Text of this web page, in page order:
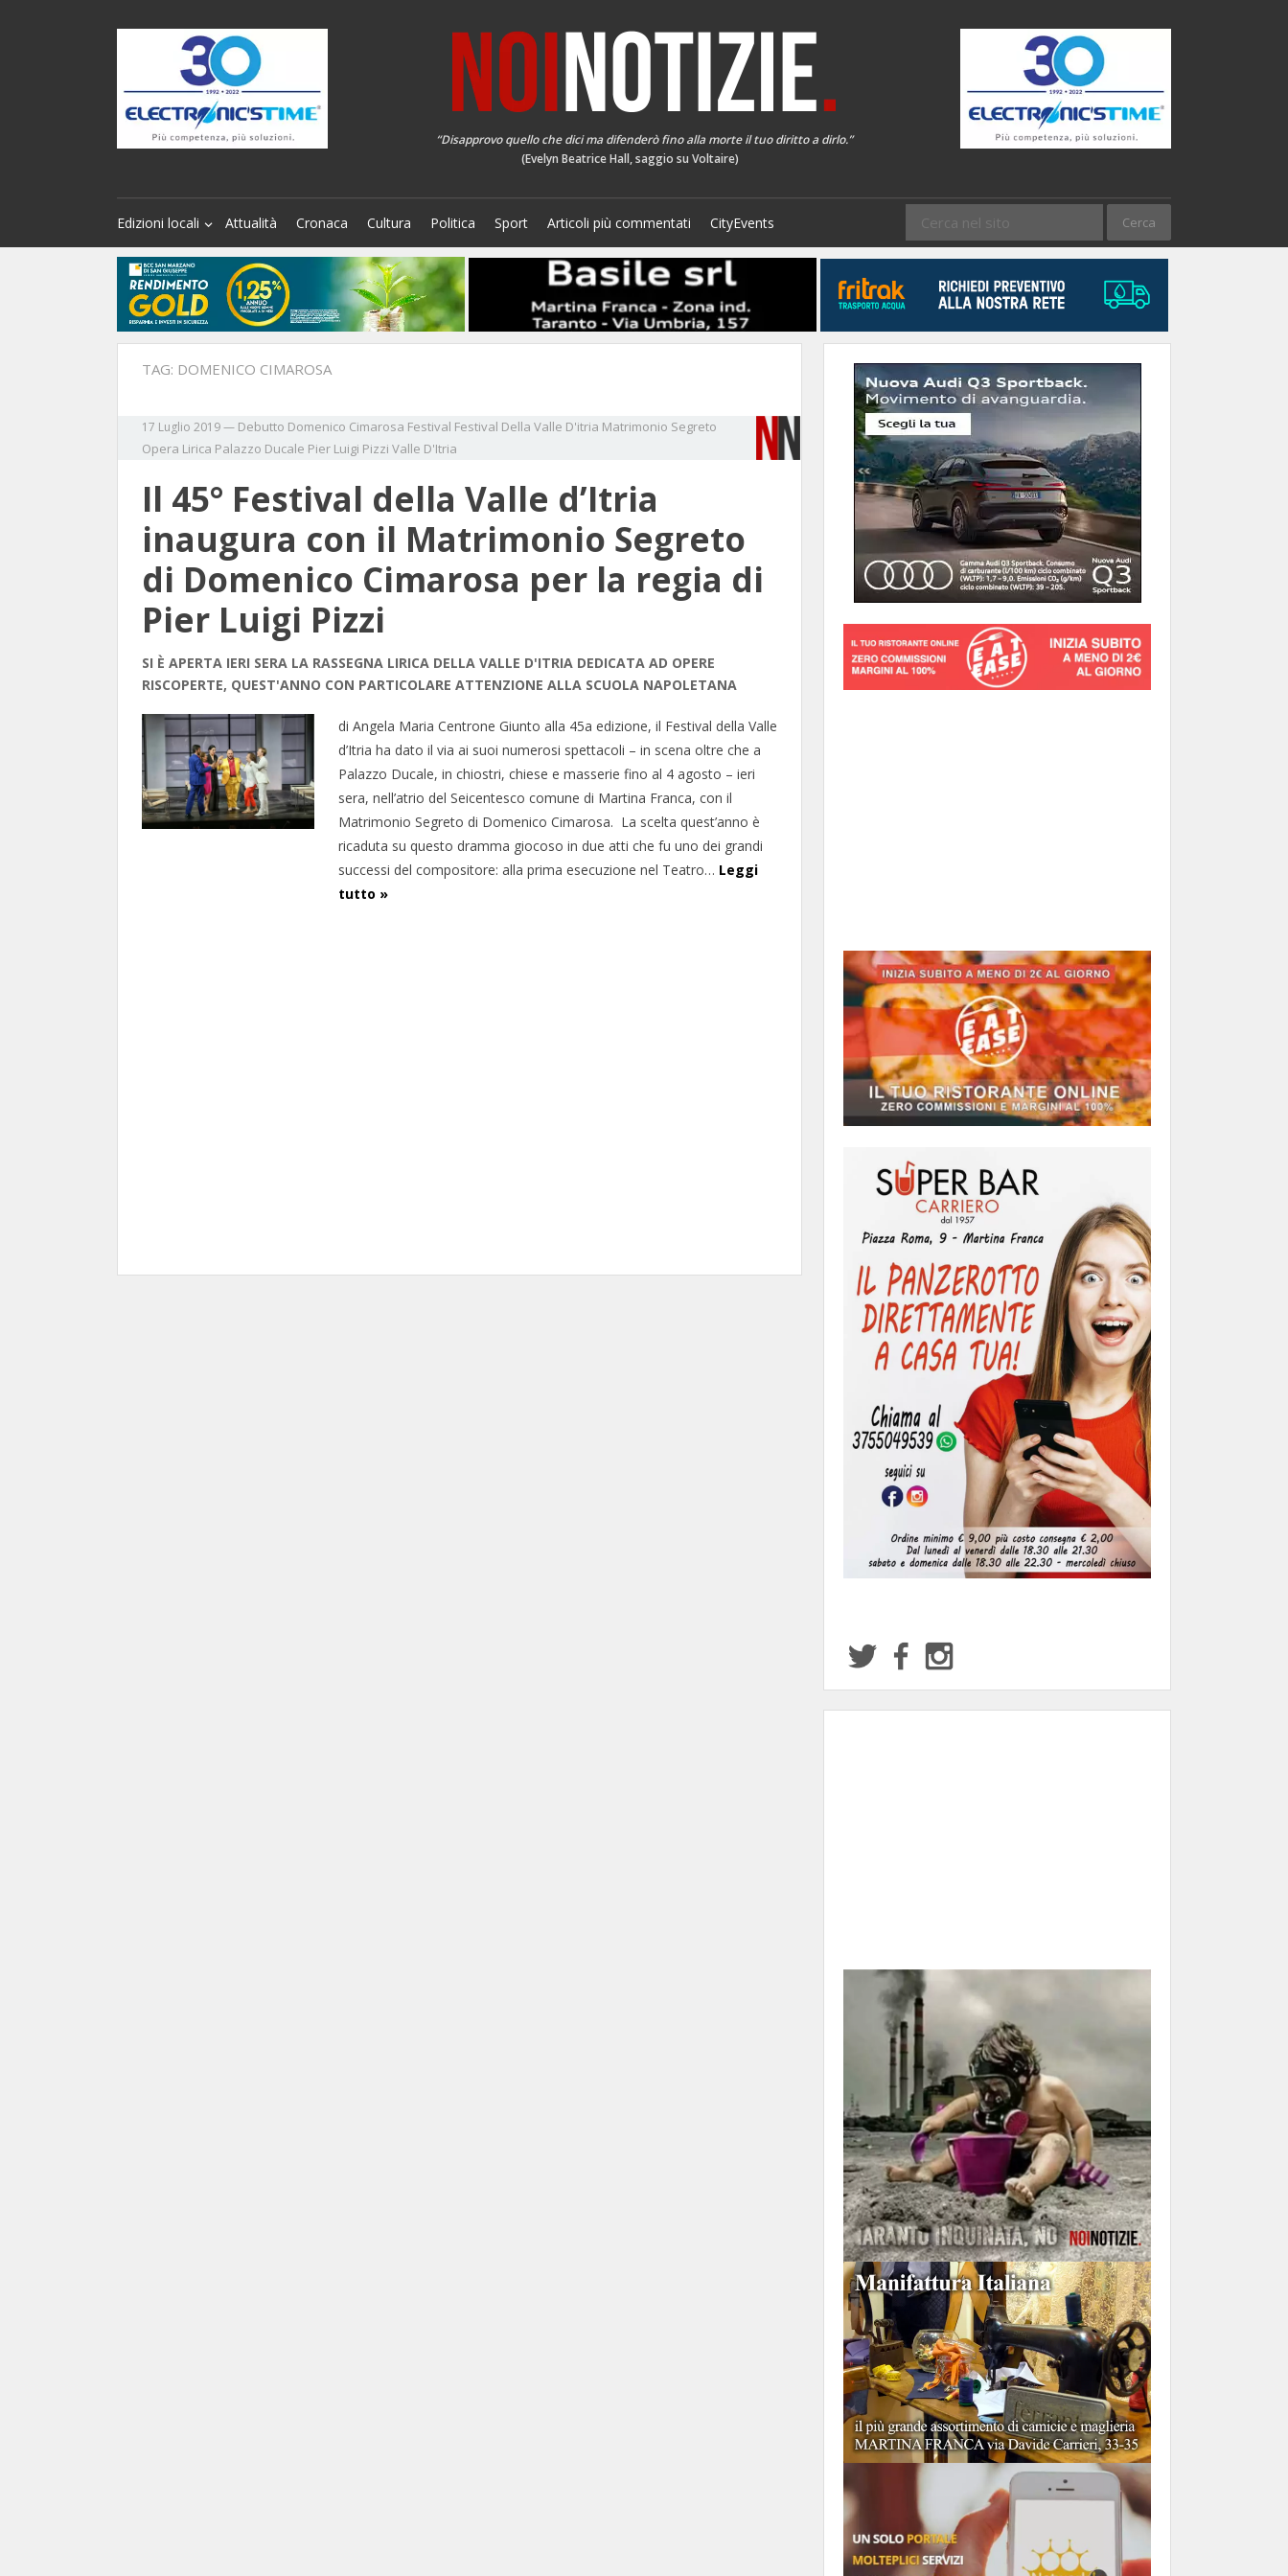
“Disapprovo quello che dici ma difenderò fino alla morte il tuo diritto a dirlo.”
(Evelyn Beatrice Hall, saggio su Voltaire)
Edizioni locali Attualità Cronaca Cultura Politica Sport Articoli più commentati CityEvents
TAG: DOMENICO CIMAROSA
17 Luglio 2019— Debutto Domenico Cimarosa Festival Festival Della Valle D'itria Matrimonio Segreto
Opera Lirica Palazzo Ducale Pier Luigi Pizzi Valle D'Itria
Il 45° Festival della Valle d’Itria
inaugura con il Matrimonio Segreto
di Domenico Cimarosa per la regia di
Pier Luigi Pizzi
SI È APERTA IERI SERA LA RASSEGNA LIRICA DELLA VALLE D'ITRIA DEDICATA AD OPERE
RISCOPERTE, QUEST'ANNO CON PARTICOLARE ATTENZIONE ALLA SCUOLA NAPOLETANA
di Angela Maria Centrone Giunto alla 45a edizione, il Festival della Valle
d’Itria ha dato il via ai suoi numerosi spettacoli – in scena oltre che a
Palazzo Ducale, in chiostri, chiese e masserie fino al 4 agosto – ieri
sera, nell’atrio del Seicentesco comune di Martina Franca, con il
Matrimonio Segreto di Domenico Cimarosa. La scelta quest’anno è
ricaduta su questo dramma giocoso in due atti che fu uno dei grandi
successi del compositore: alla prima esecuzione nel Teatro… Leggi
tutto »